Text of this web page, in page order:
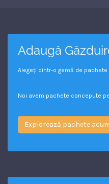
Adaugă
Alegeți dintr-o gamă de pachete
Noi avem pachete concepute
Explorează pachete